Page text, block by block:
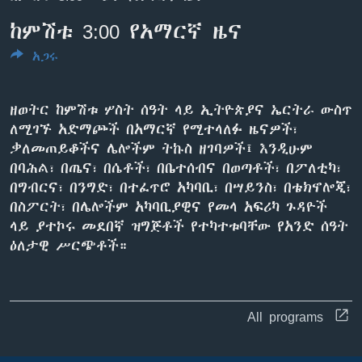
ቋንቋዎች
Auto 240p 360p
ከምሽቱ 3:00 የአማርኛ ዜና
አጋሩ
ዘወትር ከምሽቱ ሦስት ሰዓት ላይ ኢትዮጵያና ኤርትራ ውስጥ
ለሚገኙ አድማጮች በአማርኛ የሚተላለፉ ዜናዎች፣
ቃለመጠይቆችና ሌሎችም ትኩስ ዘገባዎች፤ እንዲሁም
በባሕል፣ በጤና፣ በሴቶች፣ በቤተሰብና በወጣቶች፣ በፖለቲካ፣
በግብርና፣ በንግድ፣ በተፈጥሮ አካባቢ፣ በሣይንስ፣ በቴክኖሎጂ፣
በስፖርት፣ በሌሎችም አካባቢያዊና የመላ አፍሪካ ጉዳዮች
ላይ ያተኮሩ መደበኛ ዝግጅቶች የተካተቱባቸው የአንድ ሰዓት
ዕለታዊ ሥርጭቶች።
All programs